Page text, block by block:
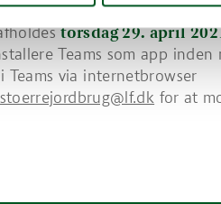
torsdag 29. april
Teams som app
Teams via internetbrowser
stoerrejordbrug@lf.dk for at